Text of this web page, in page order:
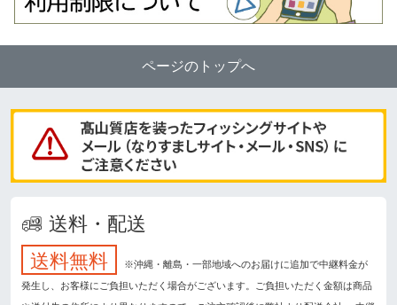
ページのトップへ
送料・配送
送料無料
※沖縄・離島・一部地域へのお届けに追加で中継料金が
発生し、お客様にご負担いただく場合がございます。ご負担いただく金額は商品